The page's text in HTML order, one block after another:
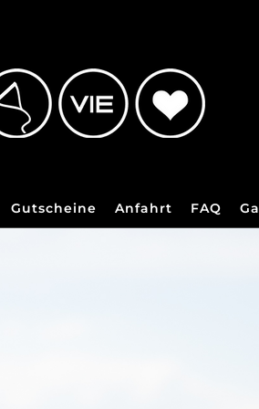
Gutscheine Anfahrt FAQ